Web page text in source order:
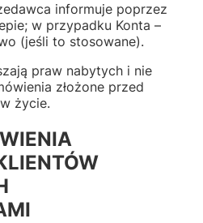
informuje poprzez
w przypadku Konta –
(jeśli to stosowane).
praw nabytych i nie
złożone przed
życie.